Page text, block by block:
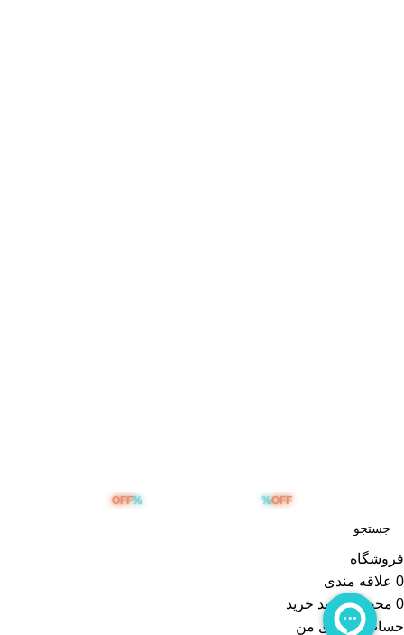
OFF
%صد هزار تومان تخفیف خرید اول %
OFF
فروشگاه
0 علاقه مندی
0 محصول سبد خرید
حساب کاربری من